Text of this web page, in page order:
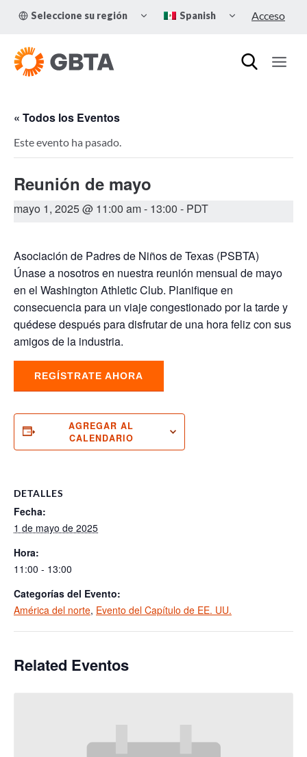
Seleccione su región
TOGGLE
CHILD
Spanish
CHILDAcceso
« Todos los Eventos
Este evento ha pasado.
Reunión de mayo
mayo 1, 2025 @ 11:00 am- 13:00 - PDT
Asociación de Padres de Niños de Texas (PSBTA)
Únase a nosotros en nuestra reunión mensual de mayo
en el Washington Athletic Club. Planifique en
consecuencia para un viaje congestionado por la tarde y
quédese después para disfrutar de una hora feliz con sus
amigos de la industria.
REGÍSTRATE AHORA
AGREGAR AL
CALENDARIO
DETALLES
Fecha:
1 de mayo de 2025
Hora:
11:00 - 13:00
Categorías del Evento:
América del norte, Evento del Capítulo de EE. UU.
Related Eventos